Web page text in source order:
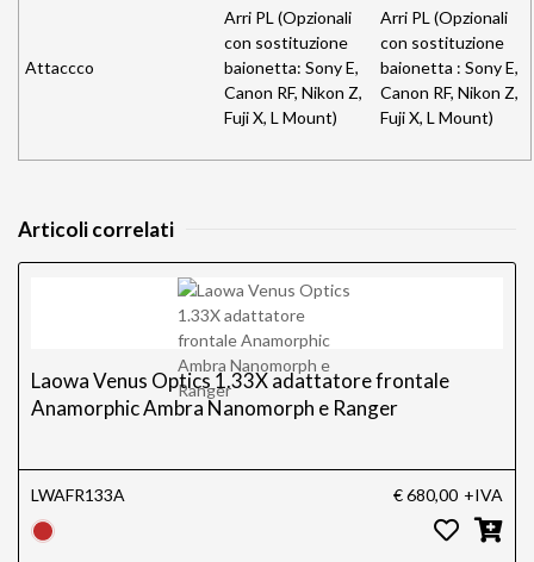
Attaccco
Arri PL (Opzionali
con sostituzione
baionetta: Sony E,
Canon RF, Nikon Z,
Fuji X, L Mount)
Arri PL (Opzionali
con sostituzione
baionetta : Sony E,
Canon RF, Nikon Z,
Fuji X, L Mount)
Articoli correlati
Laowa Venus Optics 1.33X adattatore frontale
Anamorphic Ambra Nanomorph e Ranger
LWAFR133A € 680,00 +IVA